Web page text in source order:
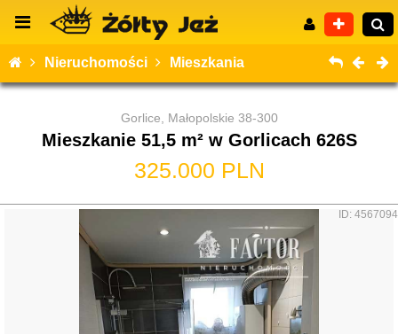
Wyszukiwanie zaawansowane
Nieruchomości Mieszkania
Gorlice, Małopolskie 38-300
Mieszkanie 51,5 m² w Gorlicach 626S
325.000 PLN
ID: 4567094